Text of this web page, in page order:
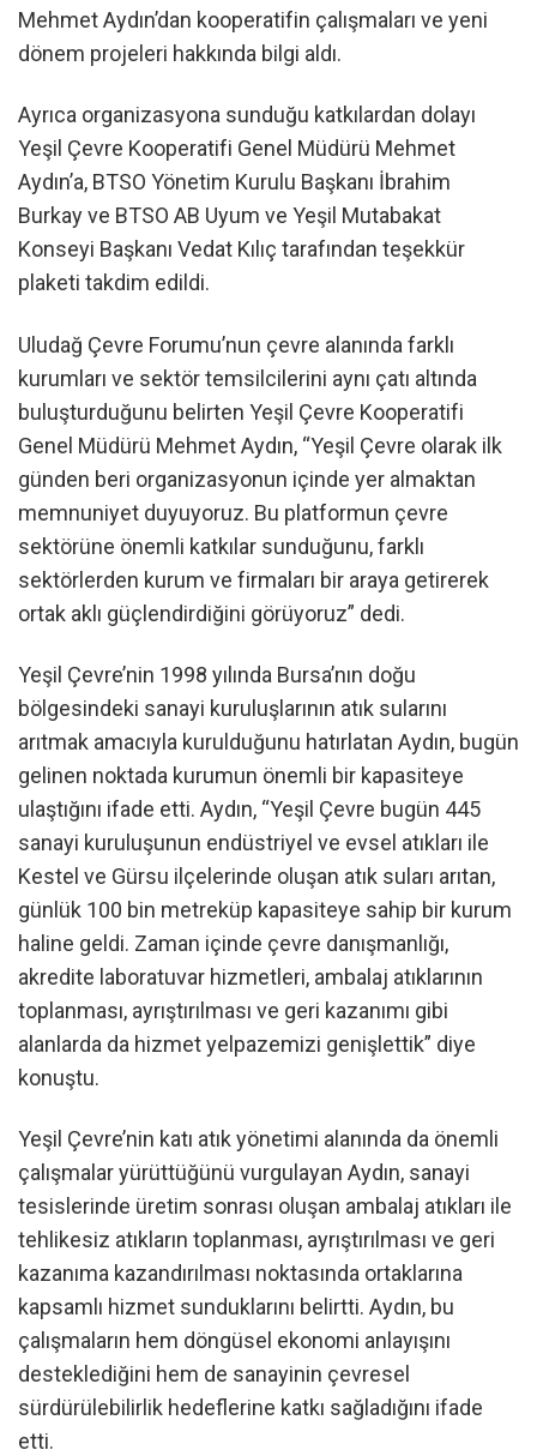
Mehmet Aydın’dan kooperatifin çalışmaları ve yeni
dönem projeleri hakkında bilgi aldı.
Ayrıca organizasyona sunduğu katkılardan dolayı
Yeşil Çevre Kooperatifi Genel Müdürü Mehmet
Aydın’a, BTSO Yönetim Kurulu Başkanı İbrahim
Burkay ve BTSO AB Uyum ve Yeşil Mutabakat
Konseyi Başkanı Vedat Kılıç tarafından teşekkür
plaketi takdim edildi.
Uludağ Çevre Forumu’nun çevre alanında farklı
kurumları ve sektör temsilcilerini aynı çatı altında
buluşturduğunu belirten Yeşil Çevre Kooperatifi
Genel Müdürü Mehmet Aydın, “Yeşil Çevre olarak ilk
günden beri organizasyonun içinde yer almaktan
memnuniyet duyuyoruz. Bu platformun çevre
sektörüne önemli katkılar sunduğunu, farklı
sektörlerden kurum ve firmaları bir araya getirerek
ortak aklı güçlendirdiğini görüyoruz” dedi.
Yeşil Çevre’nin 1998 yılında Bursa’nın doğu
bölgesindeki sanayi kuruluşlarının atık sularını
arıtmak amacıyla kurulduğunu hatırlatan Aydın, bugün
gelinen noktada kurumun önemli bir kapasiteye
ulaştığını ifade etti. Aydın, “Yeşil Çevre bugün 445
sanayi kuruluşunun endüstriyel ve evsel atıkları ile
Kestel ve Gürsu ilçelerinde oluşan atık suları arıtan,
günlük 100 bin metreküp kapasiteye sahip bir kurum
haline geldi. Zaman içinde çevre danışmanlığı,
akredite laboratuvar hizmetleri, ambalaj atıklarının
toplanması, ayrıştırılması ve geri kazanımı gibi
alanlarda da hizmet yelpazemizi genişlettik” diye
konuştu.
Yeşil Çevre’nin katı atık yönetimi alanında da önemli
çalışmalar yürüttüğünü vurgulayan Aydın, sanayi
tesislerinde üretim sonrası oluşan ambalaj atıkları ile
tehlikesiz atıkların toplanması, ayrıştırılması ve geri
kazanıma kazandırılması noktasında ortaklarına
kapsamlı hizmet sunduklarını belirtti. Aydın, bu
çalışmaların hem döngüsel ekonomi anlayışını
desteklediğini hem de sanayinin çevresel
sürdürülebilirlik hedeflerine katkı sağladığını ifade
etti.